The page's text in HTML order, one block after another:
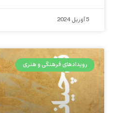
5 آوریل 2024
رویدادهای فرهنگی و هنری